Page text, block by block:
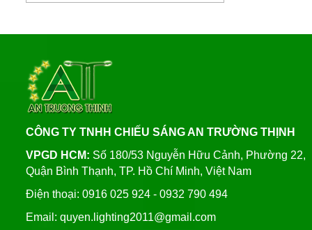
Áp
Liên hệ
Lượng Mặt Trời
Liên hệ
Đèn Đường Led 200W
Solar Light Năng Lượng
Mặt Trời ATT NLMT 300W
Liên hệ
Sáng Cao Áp Tại TP. Tam
Chiếu Sáng Tại TP HCM
Thương Hiệu Chíp Led
Chất Lượng Philips, Cree,
Bridgelux, An Trường
Thịnh
Trụ Thép Mạ Nhúng Kẽm
CÔNG TY TNHH CHIẾU SÁNG AN TRƯỜNG THỊNH
VPGD HCM: Số 180/53 Nguyễn Hữu Cảnh, Phường 22,
Quận Bình Thạnh, TP. Hồ Chí Minh, Việt Nam
Điện thoại: 0916 025 924 - 0932 790 494
Email: quyen.lighting2011@gmail.com